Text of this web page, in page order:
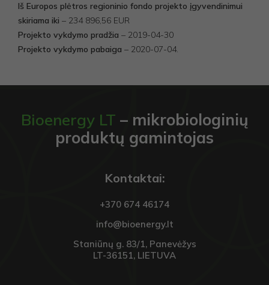
Iš Europos plėtros regioninio fondo projekto įgyvendinimui
skiriama iki – 234 896,56 EUR
Projekto vykdymo pradžia – 2019-04-30
Projekto vykdymo pabaiga – 2020-07-04.
Bioenergy LT – mikrobiologinių
produktų gamintojas
Kontaktai:
+370 674 46174
info@bioenergy.lt
Staniūnų g. 83/1, Panevėžys
LT-36151, LIETUVA